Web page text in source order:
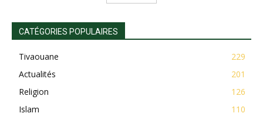
CATÉGORIES POPULAIRES
Tivaouane
229
Actualités
201
Religion
126
Islam
110